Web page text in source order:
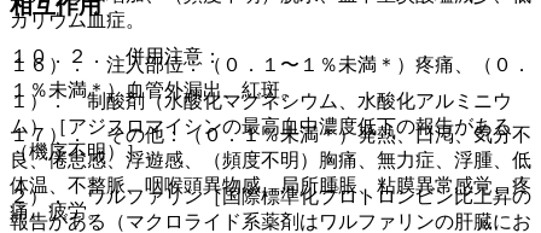
相互作用
１０．２． 併用注意：
１）． 制酸剤（水酸化マグネシウム、水酸化アルミニウ
ム）［アジスロマイシンの最高血中濃度低下の報告がある
（機序不明）］。
２）． ワルファリン［国際標準化プロトロンビン比上昇の
報告がある（マクロライド系薬剤はワルファリンの肝臓にお
カリウム血症。
１６）． 注入部位：（０．１〜１％未満＊）疼痛、（０．
１％未満＊）血管外漏出、紅斑。
１７）． その他：（０．１％未満＊）発熱、口渇、気分不
良、倦怠感、浮遊感、（頻度不明）胸痛、無力症、浮腫、低
体温、不整脈、咽喉頭異物感、局所腫脹、粘膜異常感覚、疼
痛、疲労。